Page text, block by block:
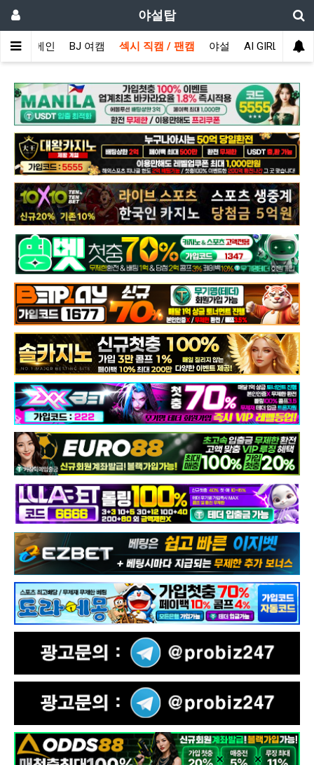
야설탑
메인 BJ 여캠 섹시 직캠 / 팬캠 야설 AI GIRL